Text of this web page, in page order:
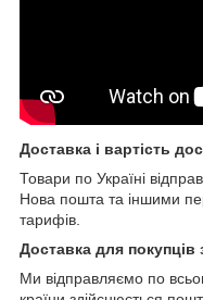
Доставка і вартість
Товари по Україні
Нова пошта та іншими
тарифів.
Доставка для покупців
Ми відправляємо по